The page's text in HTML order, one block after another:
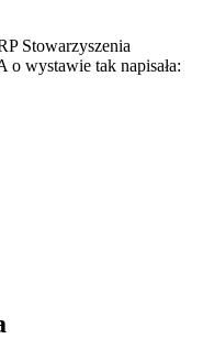
Stowarzyszenia
o wystawie tak napisała: